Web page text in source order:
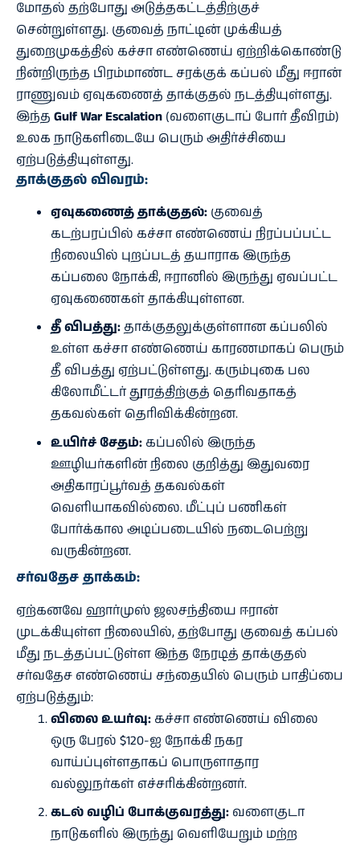
மோதல் தற்போது அடுத்தகட்டத்திற்குச்
சென்றுள்ளது. குவைத் நாட்டின் முக்கியத்
துறைமுகத்தில் கச்சா எண்ணெய் ஏற்றிக்கொண்டு
நின்றிருந்த பிரம்மாண்ட சரக்குக் கப்பல் மீது ஈரான்
ராணுவம் ஏவுகணைத் தாக்குதல் நடத்தியுள்ளது.
இந்த Gulf War Escalation (வளைகுடாப் போர் தீவிரம்)
உலக நாடுகளிடையே பெரும் அதிர்ச்சியை
ஏற்படுத்தியுள்ளது.
தாக்குதல் விவரம்:
ஏவுகணைத் தாக்குதல்:குவைத்
கடற்பரப்பில் கச்சா எண்ணெய் நிரப்பப்பட்ட
நிலையில் புறப்படத் தயாராக இருந்த
கப்பலை நோக்கி, ஈரானில் இருந்து ஏவப்பட்ட
ஏவுகணைகள் தாக்கியுள்ளன.
தீ விபத்து:தாக்குதலுக்குள்ளான கப்பலில்
உள்ள கச்சா எண்ணெய் காரணமாகப் பெரும்
தீ விபத்து ஏற்பட்டுள்ளது. கரும்புகை பல
கிலோமீட்டர் தூரத்திற்குத் தெரிவதாகத்
தகவல்கள் தெரிவிக்கின்றன.
உயிர்ச் சேதம்:கப்பலில் இருந்த
ஊழியர்களின் நிலை குறித்து இதுவரை
அதிகாரப்பூர்வத் தகவல்கள்
வெளியாகவில்லை. மீட்புப் பணிகள்
போர்க்கால அடிப்படையில் நடைபெற்று
வருகின்றன.
சர்வதேச தாக்கம்:
ஏற்கனவே ஹார்முஸ் ஜலசந்தியை ஈரான்
முடக்கியுள்ள நிலையில், தற்போது குவைத் கப்பல்
மீது நடத்தப்பட்டுள்ள இந்த நேரடித் தாக்குதல்
சர்வதேச எண்ணெய் சந்தையில் பெரும் பாதிப்பை
ஏற்படுத்தும்:
விலை உயர்வு:கச்சா எண்ணெய் விலை
ஒரு பேரல் $120-ஐ நோக்கி நகர
வாய்ப்புள்ளதாகப் பொருளாதார
வல்லுநர்கள் எச்சரிக்கின்றனர்.
கடல் வழிப் போக்குவரத்து:வளைகுடா
நாடுகளில் இருந்து வெளியேறும் மற்ற